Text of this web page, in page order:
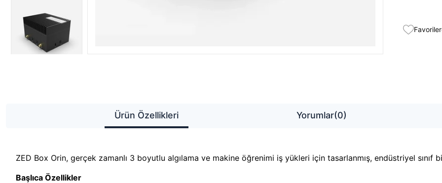
Ürün Özellikleri Yorumlar(0)
ZED Box Orin, gerçek zamanlı 3 boyutlu algılama ve makine öğrenimi iş yükleri için tasarlanmış, endüstriyel sınıf
Başlıca Özellikler